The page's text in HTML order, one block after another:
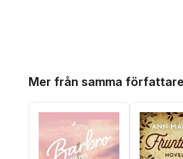
Mer från samma författare